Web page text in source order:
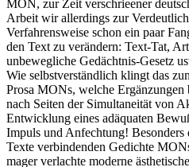
MON, zur Zeit verschrieener
Arbeit wir allerdings zur
Verfahrensweise schon ein paar
den Text zu verändern: Text-Tat,
unbewegliche Gedächtnis-Gesetz
Wie selbstverständlich klingt das
Prosa MONs, welche Ergänzungen
nach Seiten der Simultaneität von
Entwicklung eines adäquaten
Impuls und Anfechtung! Besonders
Texte verbindenden Gedichte
mager verlachte moderne